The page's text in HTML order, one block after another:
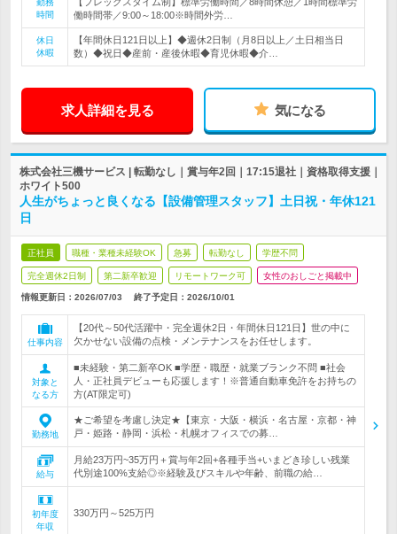
勤務
時間
働時間帯／9:00～18:00※時間外労…
休日
休暇
【年間休日121日以上】◆週休2日制（月8日以上／土日相当日
数）◆祝日◆産前・産後休暇◆育児休暇◆介…
求人詳細を見る 気になる
株式会社三機サービス | 転勤なし｜賞与年2回｜17:15退社｜資格取得支援｜
ホワイト500
人生がちょっと良くなる【設備管理スタッフ】土日祝・年休121
日
正社員 職種・業種未経験OK 急募 転勤なし 学歴不問
完全週休2日制 第二新卒歓迎 リモートワーク可 女性のおしごと掲載中
情報更新日：2026/07/03 終了予定日： 2026/10/01
仕事内容
【20代～50代活躍中・完全週休2日・年間休日121日】世の中に
欠かせない設備の点検・メンテナンスをお任せします。
対象と
なる方
■未経験・第二新卒OK ■学歴・職歴・就業ブランク不問 ■社会
人・正社員デビューも応援します！※普通自動車免許をお持ちの
方(AT限定可)
勤務地
★ご希望を考慮し決定★【東京・大阪・横浜・名古屋・京都・神
戸・姫路・静岡・浜松・札幌オフィスでの募…
給与
月給23万円~35万円＋賞与年2回+各種手当+いまどき珍しい残業
代別途100%支給◎※経験及びスキルや年齢、前職の給…
初年度
年収
330万円～525万円